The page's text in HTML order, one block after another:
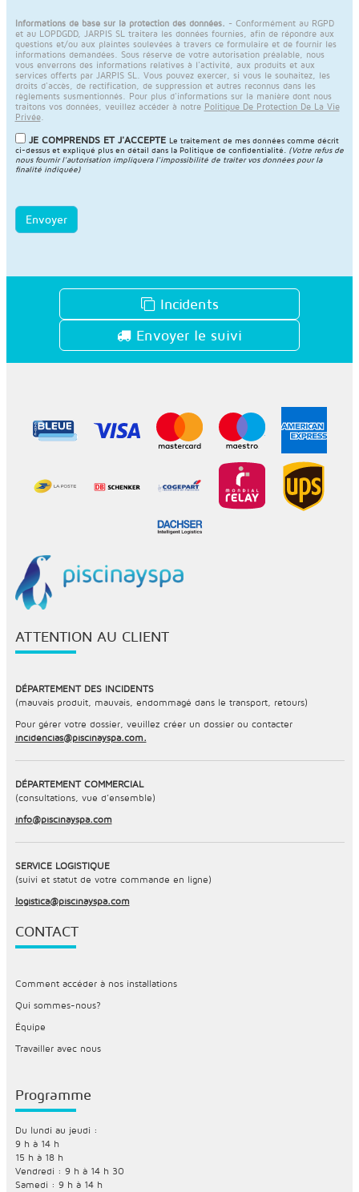
Informations de base sur la protection des données. - Conformément au RGPD
et au LOPDGDD, JARPIS SL traitera les données fournies, afin de répondre aux
questions et/ou aux plaintes soulevées à travers ce formulaire et de fournir les
informations demandées. Sous réserve de votre autorisation préalable, nous
vous enverrons des informations relatives à l'activité, aux produits et aux
services offerts par JARPIS SL. Vous pouvez exercer, si vous le souhaitez, les
droits d'accès, de rectification, de suppression et autres reconnus dans les
règlements susmentionnés. Pour plus d'informations sur la manière dont nous
traitons vos données, veuillez accéder à notre Politique De Protection De La Vie
Privée.
JE COMPRENDS ET J'ACCEPTE Le traitement de mes données comme décrit
ci-dessus et expliqué plus en détail dans la Politique de confidentialité
(Votre refus de
nous fournir l'autorisation impliquera l'impossibilité de traiter vos données pour la
finalité indiquée)
Envoyer
Incidents
Envoyer le suivi
ATTENTION AU CLIENT
DÉPARTEMENT DES INCIDENTS
(mauvais produit, mauvais, endommagé dans le transport, retours)
Pour gérer votre dossier, veuillez créer un dossier ou contacter
incidencias@piscinayspa.com.
DÉPARTEMENT COMMERCIAL
(consultations, vue d’ensemble)
info@piscinayspa.com
SERVICE LOGISTIQUE
(suivi et statut de votre commande en ligne)
logistica@piscinayspa.com
CONTACT
Comment accéder à nos installations
Qui sommes-nous?
Équipe
Travailler avec nous
Programme
Du lundi au jeudi :
9 h à 14 h
15 h à 18 h
Vendredi : 9 h à 14 h 30
Samedi : 9 h à 14 h